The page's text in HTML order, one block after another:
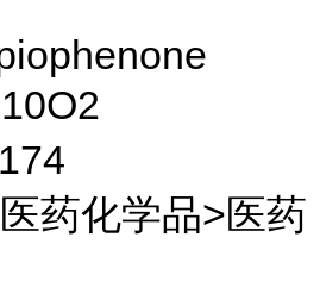
药化学品>医药